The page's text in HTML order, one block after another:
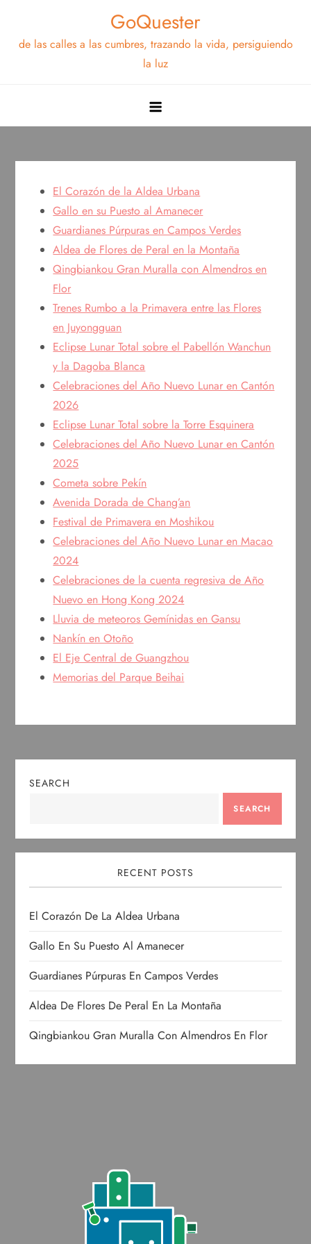
contenido
GoQuester
de las calles a las cumbres, trazando la vida, persiguiendo
la luz
El Corazón de la Aldea Urbana
Gallo en su Puesto al Amanecer
Guardianes Púrpuras en Campos Verdes
Aldea de Flores de Peral en la Montaña
Qingbiankou Gran Muralla con Almendros en
Flor
Trenes Rumbo a la Primavera entre las Flores
en Juyongguan
Eclipse Lunar Total sobre el Pabellón Wanchun
y la Dagoba Blanca
Celebraciones del Año Nuevo Lunar en Cantón
2026
Eclipse Lunar Total sobre la Torre Esquinera
Celebraciones del Año Nuevo Lunar en Cantón
2025
Cometa sobre Pekín
Avenida Dorada de Chang’an
Festival de Primavera en Moshikou
Celebraciones del Año Nuevo Lunar en Macao
2024
Celebraciones de la cuenta regresiva de Año
Nuevo en Hong Kong 2024
Lluvia de meteoros Gemínidas en Gansu
Nankín en Otoño
El Eje Central de Guangzhou
Memorias del Parque Beihai
SEARCH
SEARCH
RECENT POSTS
El Corazón De La Aldea Urbana
Gallo En Su Puesto Al Amanecer
Guardianes Púrpuras En Campos Verdes
Aldea De Flores De Peral En La Montaña
Qingbiankou Gran Muralla Con Almendros En Flor